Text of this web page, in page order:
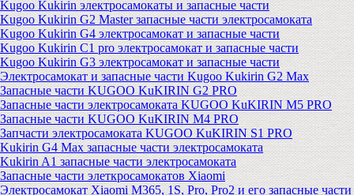
Kugoo Kukirin электросамокаты и запасные части
Kugoo Kukirin G2 Master запасные части электросамоката
Kugoo Kukirin G4 электросамокат и запасные части
Kugoo Kukirin C1 pro электросамокат и запасные части
Kugoo Kukirin G3 электросамокат и запасные части
Электросамокат и запасные части Kugoo Kukirin G2 Max
Запасные части KUGOO KuKIRIN G2 PRO
Запасные части электросамоката KUGOO KuKIRIN M5 PRO
Запасные части KUGOO KuKIRIN M4 PRO
Запчасти электросамоката KUGOO KuKIRIN S1 PRO
Kukirin G4 Max запасные части электросамоката
Kukirin A1 запасные части электросамоката
Запасные части элеткросамокатов Xiaomi
Электросамокат Xiaomi M365, 1S, Pro, Pro2 и его запасные части